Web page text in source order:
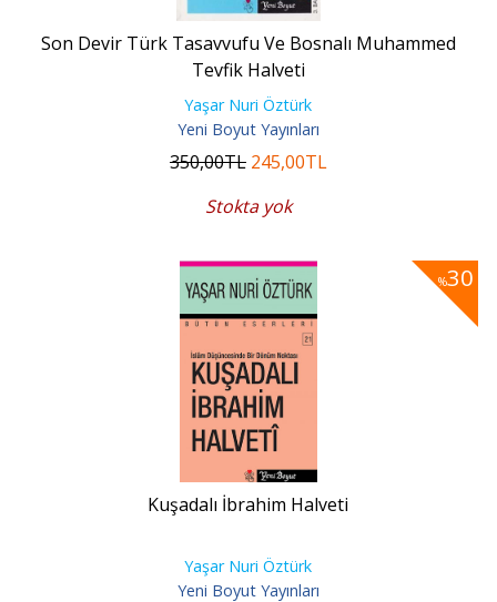
Son Devir Türk Tasavvufu Ve Bosnalı Muhammed
Tevfik Halveti
Yaşar Nuri Öztürk
Yeni Boyut Yayınları
350,00TL 245,00TL
Stokta yok
%30
Kuşadalı İbrahim Halveti
Yaşar Nuri Öztürk
Yeni Boyut Yayınları